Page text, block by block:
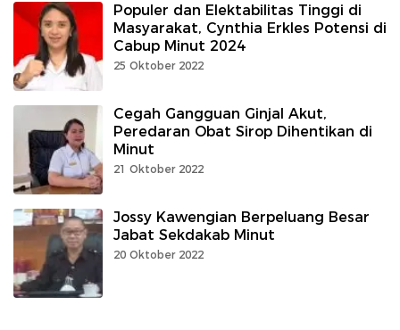
Populer dan Elektabilitas Tinggi di
Masyarakat, Cynthia Erkles Potensi di
Cabup Minut 2024
25 Oktober 2022
Cegah Gangguan Ginjal Akut,
Peredaran Obat Sirop Dihentikan di
Minut
21 Oktober 2022
Jossy Kawengian Berpeluang Besar
Jabat Sekdakab Minut
20 Oktober 2022